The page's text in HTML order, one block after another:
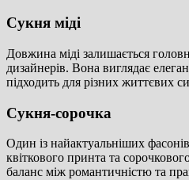
Сукня міді
Довжина міді залишається
дизайнерів. Вона виглядає
підходить для різних життєвих
Сукня-сорочка
Один із найактуальніших
квіткового принта та
баланс між романтичністю та